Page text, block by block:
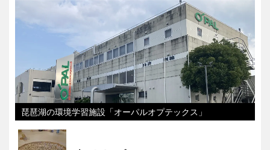
琵琶湖の環境学習施設「オーパルオプテックス」